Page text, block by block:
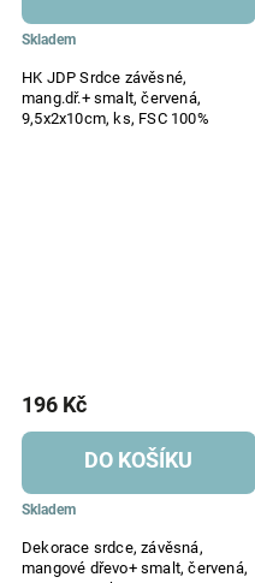
HK JDP Srdce závěsné,
mang.dř.+ smalt, červená,
9,5x2x10cm, ks, FSC 100%
Skladem
Dekorace srdce, závěsná,
mangové dřevo+ smalt, červená,
Skladem
196 Kč
DO KOŠÍKU